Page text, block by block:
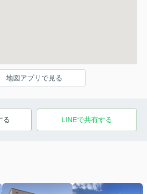
地図アプリで見る
る LINEで共有する